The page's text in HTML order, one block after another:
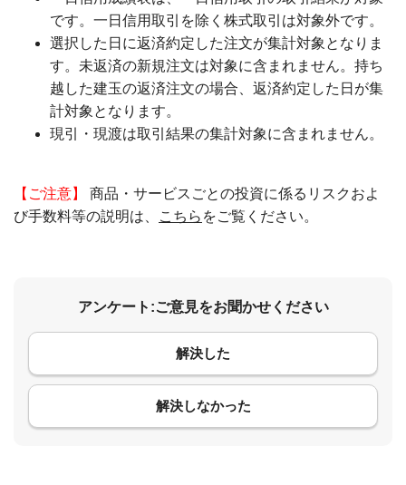
です。一日信用取引を除く株式取引は対象外です。
選択した日に返済約定した注文が集計対象となりま
す。未返済の新規注文は対象に含まれません。持ち
越した建玉の返済注文の場合、返済約定した日が集
計対象となります。
現引・現渡は取引結果の集計対象に含まれません。
【ご注意】
商品・サービスごとの投資に係るリスクおよ
び手数料等の説明は、
こちら をご覧ください。
アンケート:ご意見をお聞かせください
解決した
解決しなかった
コメント